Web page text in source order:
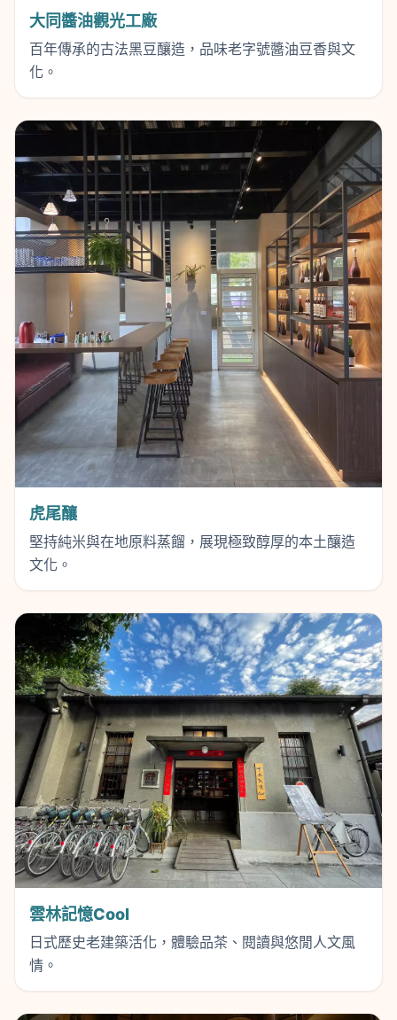
大同醬油觀光工廠
百年傳承的古法黑豆釀造，品味老字號醬油豆香與文
化。
虎尾釀
堅持純米與在地原料蒸餾，展現極致醇厚的本土釀造
文化。
雲林記憶Cool
日式歷史老建築活化，體驗品茶、閱讀與悠閒人文風
情。